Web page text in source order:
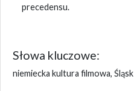
precedensu.
Słowa kluczowe:
niemiecka kultura filmowa, Śląsk